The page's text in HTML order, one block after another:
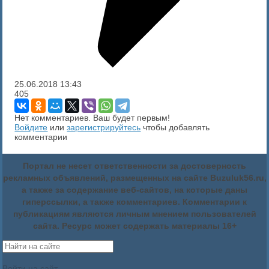
25.06.2018 13:43
405
Нет комментариев. Ваш будет первым!
Войдите илизарегистрируйтесь чтобы добавлять
комментарии
Портал не несет ответственности за достоверность
рекламных объявлений, размещенных на сайте Buzuluk56.ru,
а также за содержание веб-сайтов, на которые даны
гиперссылки, а также комментариев. Комментарии к
публикациям являются личным мнением пользователей
сайта. Ресурс может содержать материалы 16+